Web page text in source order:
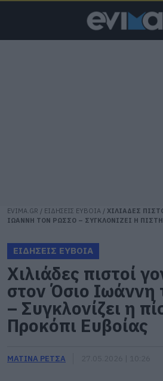
EVIMA.GR / ΕΙΔΗΣΕΙΣ ΕΥΒΟΙΑ / ΧΙΛΙΑΔΕΣ
ΙΩΑΝΝΗ ΤΟΝ ΡΩΣΣΟ – ΣΥΓΚΛΟΝΙΖΕΙ Η
ΕΙΔΗΣΕΙΣ ΕΥΒΟΙΑ
Χιλιάδες πιστοί
στον Όσιο Ιωάννη
– Συγκλονίζει η
Προκόπι Ευβοίας
ΜΑΤΙΝΑ ΡΕΤΣΑ